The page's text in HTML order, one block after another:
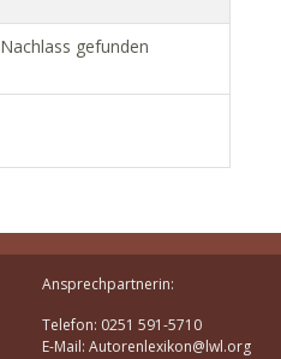
gefunden
Ansprechpartnerin:
Telefon: 0251 591-5710
E-Mail: Autorenlexikon@lwl.org